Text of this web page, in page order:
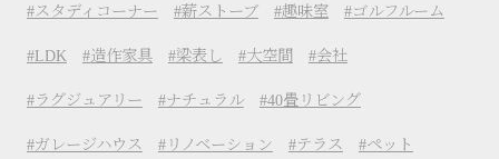
スタディコーナー 薪ストーブ 趣味室 ゴルフルーム
LDK 造作家具 梁表し 大空間 会社
ラグジュアリー ナチュラル 40畳リビング
ガレージハウス リノベーション テラス ペット